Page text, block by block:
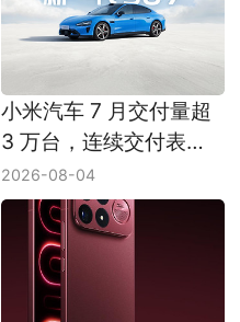
小米汽车 7 月交付量超
3 万台，连续交付表现
受关注
2026-08-04